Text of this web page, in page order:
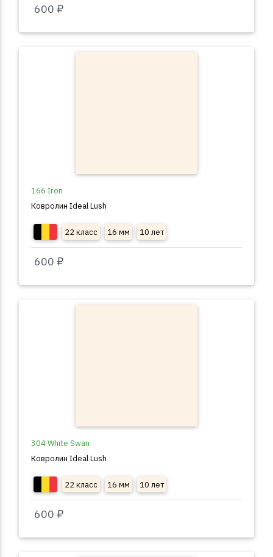
600 ₽
166 Iron
Ковролин Ideal Lush
22 класс 16 мм 10 лет
600 ₽
304 White Swan
Ковролин Ideal Lush
22 класс 16 мм 10 лет
600 ₽